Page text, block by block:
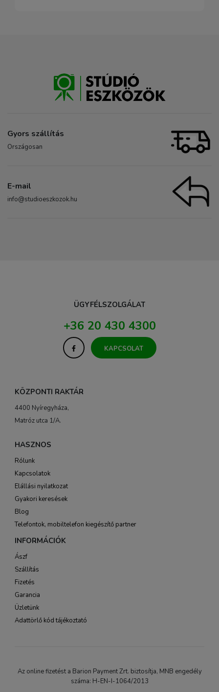
Gyors szállítás
Országosan
E-mail
info@studioeszkozok.hu
ÜGYFÉLSZOLGÁLAT
+36 20 430 4300
KAPCSOLAT
KÖZPONTI RAKTÁR
4400 Nyíregyháza,
Matróz utca 1/A.
HASZNOS
Rólunk
Kapcsolatok
Elállási nyilatkozat
Gyakori keresések
Blog
Telefontok, mobiltelefon kiegészítő partner
INFORMÁCIÓK
Ászf
Szállítás
Fizetés
Garancia
Üzletünk
Adattörlő kód tájékoztató
Az online fizetést a Barion Payment Zrt. biztosítja, MNB engedély
száma: H-EN-I-1064/2013